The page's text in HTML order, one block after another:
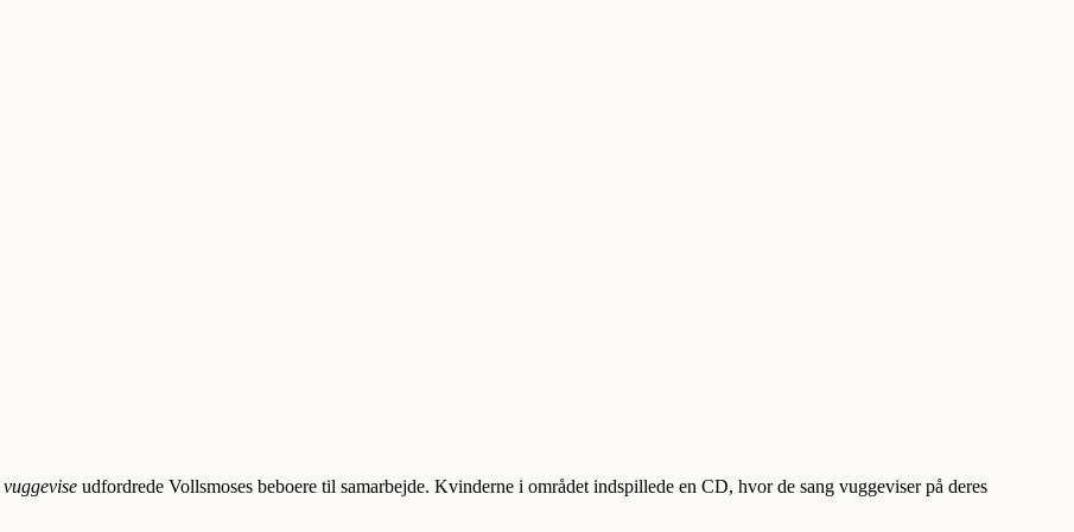
vuggevise udfordrede Vollsmoses beboere til samarbejde. Kvinderne i området indspillede en CD, hvor de sang vuggeviser på deres